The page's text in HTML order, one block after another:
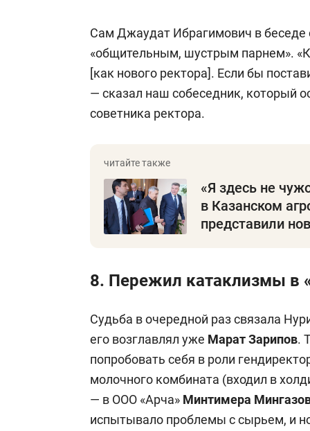
Сам Джаудат Ибрагимович в беседе
«общительным, шустрым парнем».
[как нового ректора]. Если бы
— сказал наш собеседник, который
советника ректора.
«Я здесь не
в Казанском
представили
8. Пережил катаклизмы в
Судьба в очередной раз связала
его возглавлял уже Марат Зарипов.
попробовать себя в роли
молочного комбината (входил в
— в ООО «Арча» Минтимера
испытывало проблемы с сырьем, и